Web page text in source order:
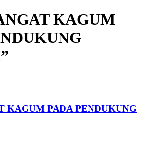
KAGUM
KAGUM PADA PENDUKUNG